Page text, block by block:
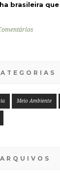
brasileira
Meio Ambiente
ARQUIVOS